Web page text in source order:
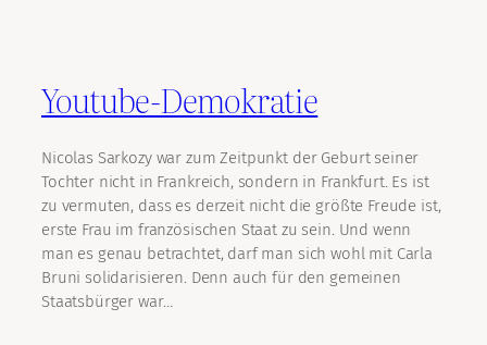
Youtube-Demokratie
Nicolas Sarkozy war zum Zeitpunkt der Geburt seiner
Tochter nicht in Frankreich, sondern in Frankfurt. Es ist
zu vermuten, dass es derzeit nicht die größte Freude ist,
erste Frau im französischen Staat zu sein. Und wenn
man es genau betrachtet, darf man sich wohl mit Carla
Bruni solidarisieren. Denn auch für den gemeinen
Staatsbürger war…